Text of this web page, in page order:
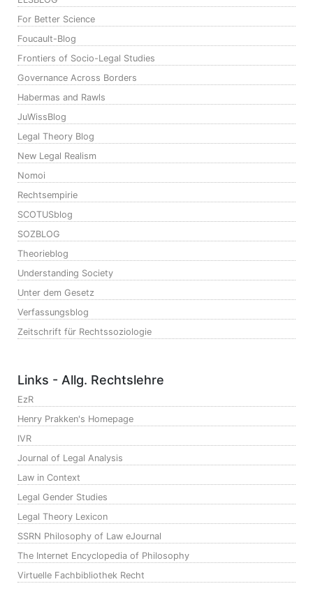
For Better Science
Foucault-Blog
Frontiers of Socio-Legal Studies
Governance Across Borders
Habermas and Rawls
JuWissBlog
Legal Theory Blog
New Legal Realism
Nomoi
Rechtsempirie
SCOTUSblog
SOZBLOG
Theorieblog
Understanding Society
Unter dem Gesetz
Verfassungsblog
Zeitschrift für Rechtssoziologie
Links - Allg. Rechtslehre
EzR
Henry Prakken's Homepage
IVR
Journal of Legal Analysis
Law in Context
Legal Gender Studies
Legal Theory Lexicon
SSRN Philosophy of Law eJournal
The Internet Encyclopedia of Philosophy
Virtuelle Fachbibliothek Recht